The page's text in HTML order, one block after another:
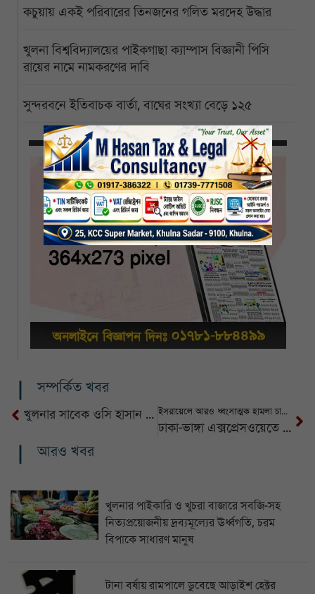
কচুয়ায় একই পরিবারের তিনজনের গলিত মরদেহ উদ্ধার
খুলনা বিশ্ববিদ্যালয়ের পাইকগাছা ক্যাম্পাস বিজ্ঞানী পিসি
রায়ের নামে নামকরণের দাবি
সুন্দরবনে ইতিবাচক বার্তা, বাঘের সংখ্যা বেড়ে ১২৫
সম্পর্কিত খবর
খুলনার সাবেক ওসি হাসান আল মামুন কারাগারে ইসরায়েলে আরও ধ্বংসাত্মক হামলা চালানো হবে
ঢাকা-ভাঙ্গা এক্সপ্রেসওয়েতে নিয়ন্ত্রণ হারিয়ে মোটরসাইকেল আরোহীর মৃত্যু
আরও খবর
খুলনার পাইকারি ও খুচরা বাজারে সবজি-সহ
নিত্যপ্রয়োজনীয় দ্রব্যমূল্যের ঊর্ধ্বগতি, চরম
বিপাকে সাধারণ মানুষ
টানা বর্ষায় রামপালে ডুবেছে আড়াইশ হেক্টর